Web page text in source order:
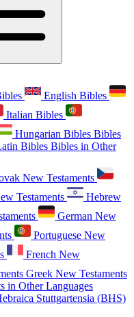
English Bibles
Italian Bibles
Hungarian Bibles Bibles
Bibles Bibles in Other
New Testaments
Testaments
Hebrew
German New
Portuguese New
French New
Greek New Testaments
in Other Languages
Stuttgartensia (BHS)